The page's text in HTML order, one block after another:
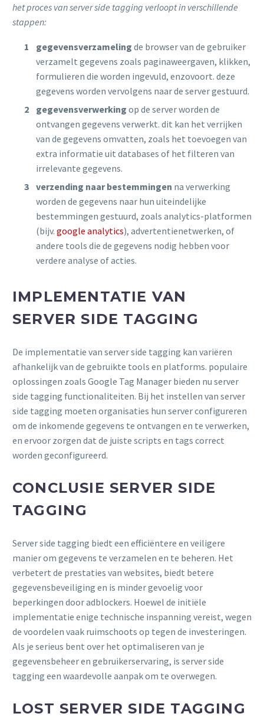
het proces van server side tagging verloopt in verschillende
stappen:
gegevensverzameling de browser van de gebruiker
verzamelt gegevens zoals paginaweergaven, klikken,
formulieren die worden ingevuld, enzovoort. deze
gegevens worden vervolgens naar de server gestuurd.
gegevensverwerking op de server worden de
ontvangen gegevens verwerkt. dit kan het verrijken
van de gegevens omvatten, zoals het toevoegen van
extra informatie uit databases of het filteren van
irrelevante gegevens.
verzending naar bestemmingen na verwerking
worden de gegevens naar hun uiteindelijke
bestemmingen gestuurd, zoals analytics-platformen
(bijv. google analytics), advertentienetwerken, of
andere tools die de gegevens nodig hebben voor
verdere analyse of acties.
IMPLEMENTATIE VAN
SERVER SIDE TAGGING
De implementatie van server side tagging kan variëren
afhankelijk van de gebruikte tools en platforms. populaire
oplossingen zoals Google Tag Manager bieden nu server
side tagging functionaliteiten. Bij het instellen van server
side tagging moeten organisaties hun server configureren
om de inkomende gegevens te ontvangen en te verwerken,
en ervoor zorgen dat de juiste scripts en tags correct
worden geconfigureerd.
CONCLUSIE SERVER SIDE
TAGGING
Server side tagging biedt een efficiëntere en veiligere
manier om gegevens te verzamelen en te beheren. Het
verbetert de prestaties van websites, biedt betere
gegevensbeveiliging en is minder gevoelig voor
beperkingen door adblockers. Hoewel de initiële
implementatie enige technische inspanning vereist, wegen
de voordelen vaak ruimschoots op tegen de investeringen.
Als je serieus bent over het optimaliseren van je
gegevensbeheer en gebruikerservaring, is server side
tagging een waardevolle aanpak om te overwegen.
LOST SERVER SIDE TAGGING